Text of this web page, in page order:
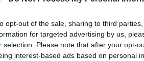
opt-out of the sale, sharing to third
for targeted advertising by us,
selection. Please note that after your opt-
interest-based ads based on personal
af ikke tilstrækkelig hardware